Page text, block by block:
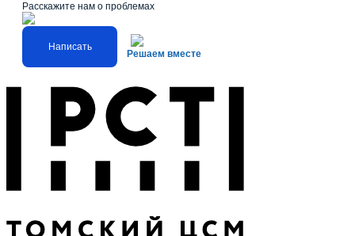
Расскажите нам о проблемах
Написать
Решаем вместе